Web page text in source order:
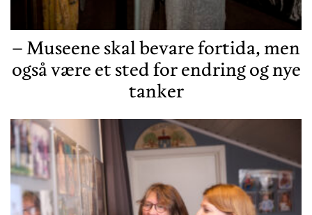
– Museene skal bevare fortida, men
også være et sted for endring og nye
tanker